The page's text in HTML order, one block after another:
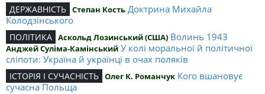
ДЕРЖАВНІСТЬ Степан Кость Доктрина Михайла
Колодзінського
ПОЛІТИКА Аскольд Лозинський (США) Волинь 1943
Анджей Суліма-Камінський У колі моральної й політичної
сліпоти: Україна й українці в очах поляків
ІСТОРІЯ І СУЧАСНІСТЬ Олег К. Романчук Кого вшановує
сучасна Польща